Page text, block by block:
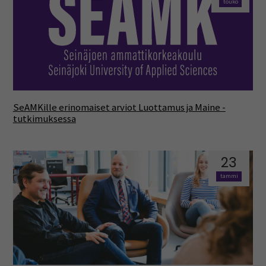
SeAMKille erinomaiset arviot Luottamus ja Maine -
tutkimuksessa
23
tammi